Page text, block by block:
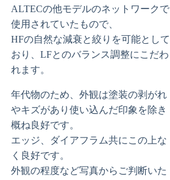
ALTECの他モデルのネットワークで
使用されていたもので、
HFの自然な減衰と絞りを可能として
おり、LFとのバランス調整にこだわ
れます。
年代物のため、外観は塗装の剥がれ
やキズがあり使い込んだ印象を除き
概ね良好です。
エッジ、ダイアフラム共にこの上な
く良好です。
外観の程度など写真からご判断いた